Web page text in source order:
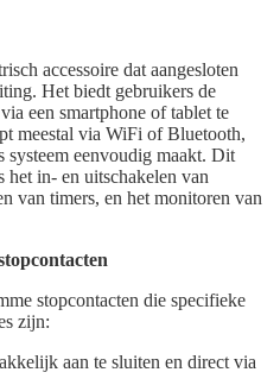
accessoire dat aangesloten
Het biedt gebruikers de
een smartphone of tablet te
meestal via WiFi of Bluetooth,
systeem eenvoudig maakt. Dit
het in- en uitschakelen van
van timers, en het monitoren van
stopcontacten die specifieke
zijn:
aan te sluiten en direct via